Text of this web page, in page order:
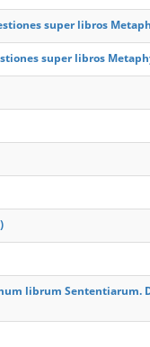
super libros
super libros
librum Sententiarum.